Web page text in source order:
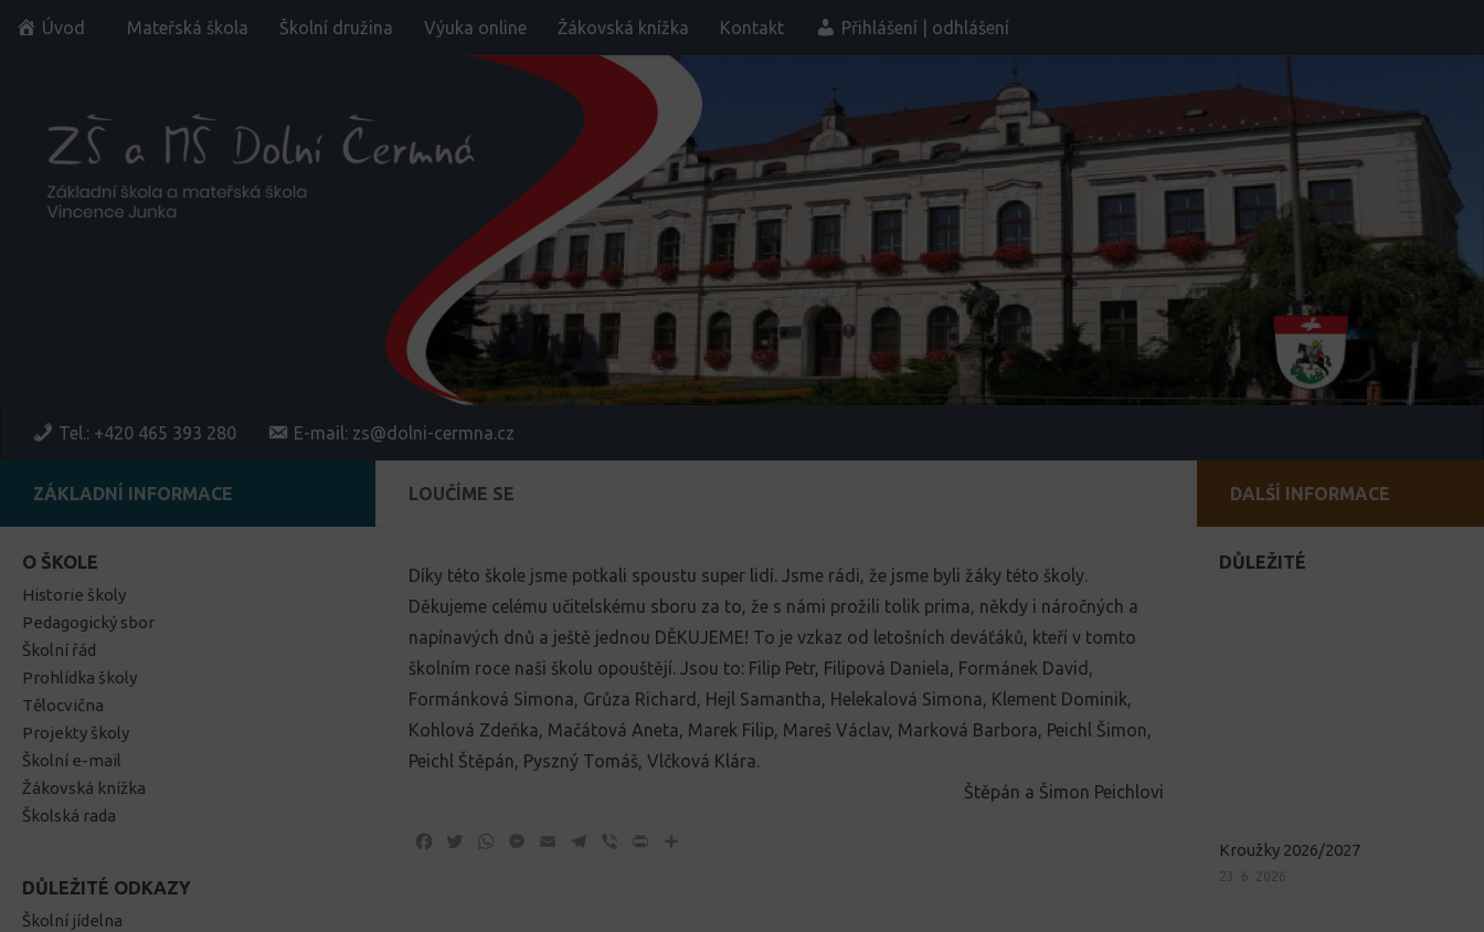
Skip to content
Úvod Mateřská škola Školní družina Výuka online Žákovská knížka Kontakt Přihlášení | odhlášení
Tel.: +420 465 393 280 E-mail: zs@dolni-cermna.cz
LOUČÍME SE
Díky této škole jsme potkali spoustu super lidí. Jsme rádi, že jsme byli žáky této školy.
Děkujeme celému učitelskému sboru za to, že s námi prožili tolik prima, někdy i náročných a
napínavých dnů a ještě jednou DĚKUJEME! To je vzkaz od letošních deváťáků, kteří v tomto
školním roce naši školu opouštějí. Jsou to: Filip Petr, Filipová Daniela, Formánek David,
Formánková Simona, Grůza Richard, Hejl Samantha, Helekalová Simona, Klement Dominik,
Kohlová Zdeňka, Mačátová Aneta, Marek Filip, Mareš Václav, Marková Barbora, Peichl Šimon,
Peichl Štěpán, Pyszný Tomáš, Vlčková Klára.
Štěpán a Šimon Peichlovi
Facebook
TwitterWhatsApp
Messenger
Email Telegram
Viber Print
ZÁKLADNÍ INFORMACE
O ŠKOLE
Historie školy
Pedagogický sbor
Školní řád
Prohlídka školy
Tělocvična
Projekty školy
Školní e-mail
Žákovská knížka
Školská rada
DŮLEŽITÉ ODKAZY
Školní jídelna
DALŠÍ INFORMACE
DŮLEŽITÉ
Kroužky 2026/2027
23. 6. 2026